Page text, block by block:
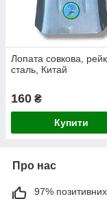
Лопата совкова,
сталь, Китай
160 ₴
Купити
Про нас
97% позитивних